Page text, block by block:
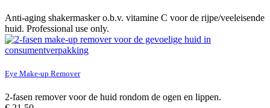
Anti-aging shakermasker o.b.v. vitamine C voor de rijpe/veeleisende
huid. Professional use only.
Eye Make-up Remover
2-fasen remover voor de huid rondom de ogen en lippen.